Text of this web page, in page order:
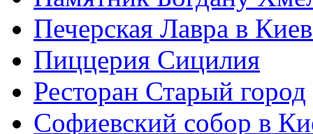
Печерская Лавра в
Пиццерия Сицилия
Ресторан Старый город
Софиевский собор в